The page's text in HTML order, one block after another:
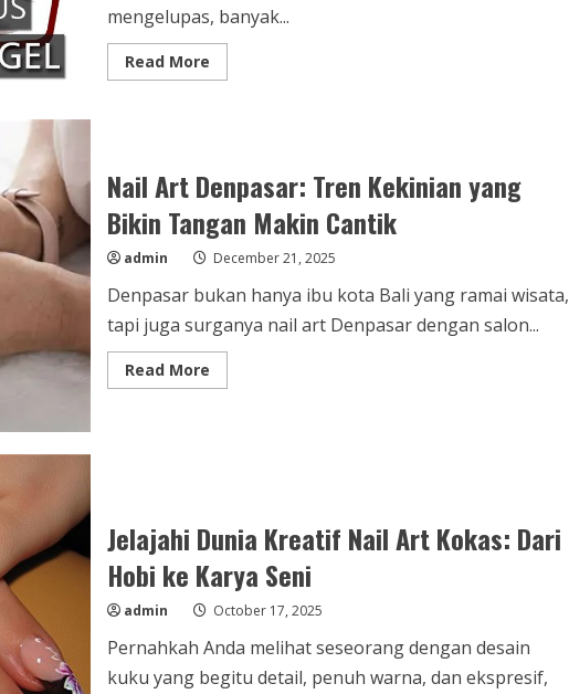
mengelupas, banyak...
Read MoreRead
more
dan
Ramah
Untuk
Kuku
Nail Art Denpasar: Tren Kekinian yang
Bikin Tangan Makin Cantik
admin December 21, 2025
Denpasar bukan hanya ibu kota Bali yang ramai wisata,
tapi juga surganya nail art Denpasar dengan salon...
Read MoreRead
more
Makin
Cantik
Jelajahi Dunia Kreatif Nail Art Kokas: Dari
Hobi ke Karya Seni
admin October 17, 2025
Pernahkah Anda melihat seseorang dengan desain
kuku yang begitu detail, penuh warna, dan ekspresif,